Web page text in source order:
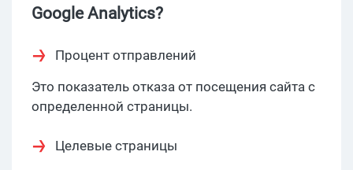
Google Analytics?
Процент отправлений
Это показатель отказа от посещения сайта с
определенной страницы.
Целевые страницы